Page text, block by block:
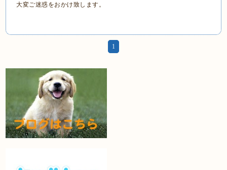
大変ご迷惑をおかけ致します。
1